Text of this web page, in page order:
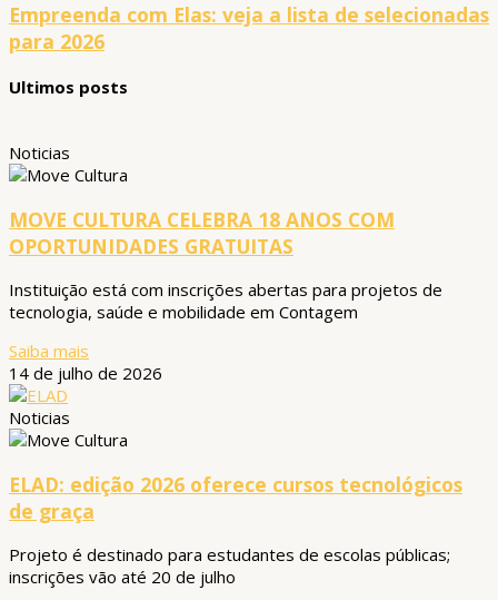
Empreenda com Elas: veja a lista de selecionadas
para 2026
Ultimos posts
Noticias
MOVE CULTURA CELEBRA 18 ANOS COM
OPORTUNIDADES GRATUITAS
Instituição está com inscrições abertas para projetos de
tecnologia, saúde e mobilidade em Contagem
Saiba mais
14 de julho de 2026
Noticias
ELAD: edição 2026 oferece cursos tecnológicos
de graça
Projeto é destinado para estudantes de escolas públicas;
inscrições vão até 20 de julho